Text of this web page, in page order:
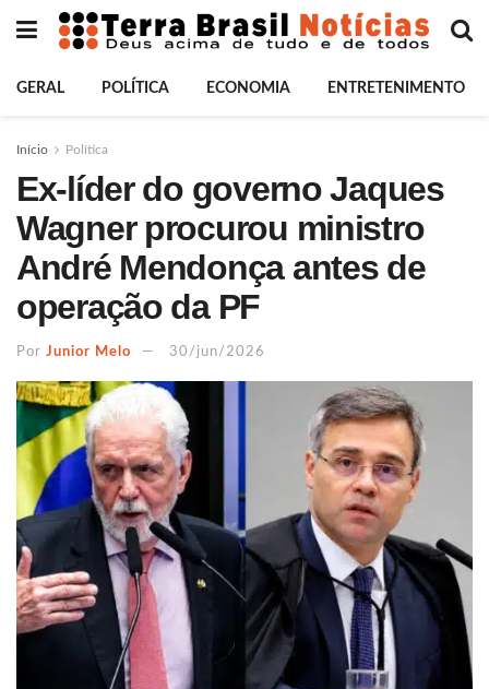
GERAL POLÍTICA ECONOMIA ENTRETENIMENTO
Início Política
Ex-líder do governo Jaques
Wagner procurou ministro
André Mendonça antes de
operação da PF
Por Junior Melo 30/jun/2026